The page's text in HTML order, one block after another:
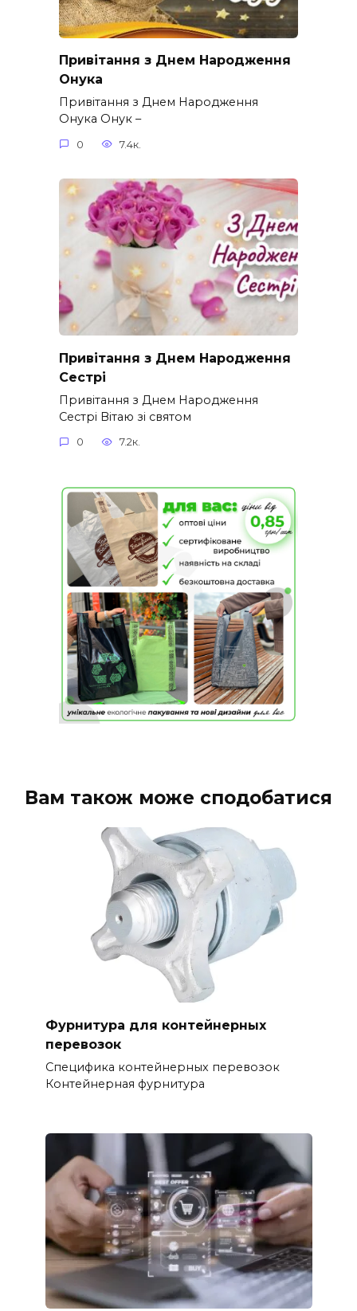
Привітання з Днем Народження
Онука
Привітання з Днем Народження
Онука Онук –
0 7.4к.
Привітання з Днем Народження
Сестрі
Привітання з Днем Народження
Сестрі Вітаю зі святом
0 7.2к.
Вам також може сподобатися
Фурнитура для контейнерных
перевозок
Специфика контейнерных перевозок
Контейнерная фурнитура